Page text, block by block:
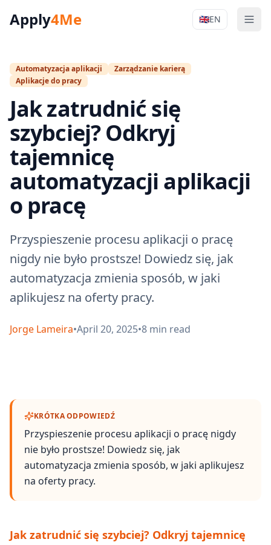
Apply4Me 🇬🇧EN
Apply4Me
Automatyzacja aplikacji
Zarządzanie karierą
Aplikacje do pracy
Jak zatrudnić się
szybciej? Odkryj
tajemnicę
automatyzacji aplikacji
o pracę
Przyspieszenie procesu aplikacji o pracę
nigdy nie było prostsze! Dowiedz się, jak
automatyzacja zmienia sposób, w jaki
aplikujesz na oferty pracy.
Jorge Lameira•April 20, 2025•8 min read
KRÓTKA ODPOWIEDŹ
Przyspieszenie procesu aplikacji o pracę nigdy
nie było prostsze! Dowiedz się, jak
automatyzacja zmienia sposób, w jaki aplikujesz
na oferty pracy.
Jak zatrudnić się szybciej? Odkryj tajemnicę